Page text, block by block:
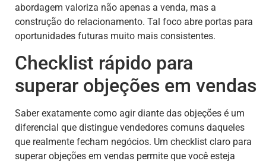
abordagem valoriza não apenas a venda, mas a
construção do relacionamento. Tal foco abre portas para
oportunidades futuras muito mais consistentes.
Checklist rápido para
superar objeções em vendas
Saber exatamente como agir diante das objeções é um
diferencial que distingue vendedores comuns daqueles
que realmente fecham negócios. Um checklist claro para
superar objeções em vendas permite que você esteja